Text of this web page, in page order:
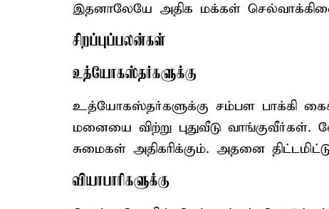
இதனாலேயே அதிக மக்கள்
சிறப்புப்பலன்கள்
உத்யோகஸ்தர்களுக்கு
உத்யோகஸ்தர்களுக்கு சம்பள பாக்கி
மனையை விற்று புதுவீடு
சுமைகள் அதிகரிக்கும். அதனை திட்டமிட்டு
வியாபாரிகளுக்கு